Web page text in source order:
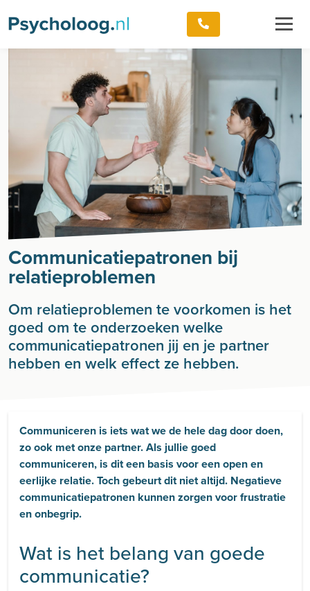
Communicatiepatronen bij
relatieproblemen
Om relatieproblemen te voorkomen is het
goed om te onderzoeken welke
communicatiepatronen jij en je partner
hebben en welk effect ze hebben.
Communiceren is iets wat we de hele dag door doen,
zo ook met onze partner. Als jullie goed
communiceren, is dit een basis voor een open en
eerlijke relatie. Toch gebeurt dit niet altijd. Negatieve
communicatiepatronen kunnen zorgen voor frustratie
en onbegrip.
Wat is het belang van goede
communicatie?